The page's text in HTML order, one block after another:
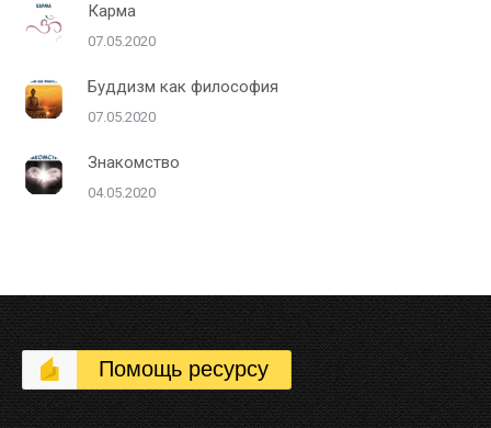
Карма
07.05.2020
Буддизм как философия
07.05.2020
Знакомство
04.05.2020
Помощь ресурсу